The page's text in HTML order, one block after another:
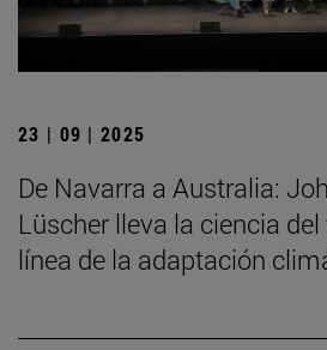
23 | 09 | 2025
De Navarra a Australia:
Lüscher lleva la ciencia
línea de la adaptación